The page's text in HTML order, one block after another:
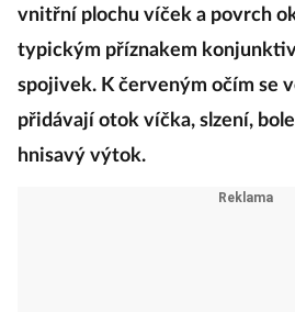
vnitřní plochu víček a povrch
typickým příznakem
spojivek. K červeným očím se
přidávají otok víčka, slzení,
hnisavý výtok.